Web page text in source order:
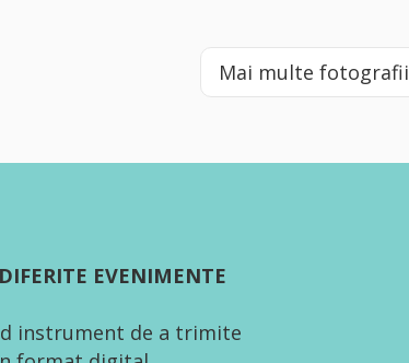
Mai multe fotografii
EVENIMENTE
instrument de a trimite